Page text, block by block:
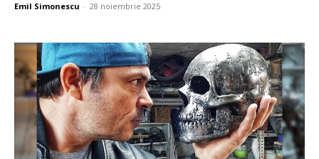
Emil Simonescu - 28 noiembrie 2025